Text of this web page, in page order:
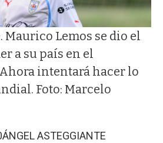
Maurico Lemos se dio el
a su país en el
intentará hacer lo
Foto: Marcelo
ÁNGEL ASTEGGIANTE